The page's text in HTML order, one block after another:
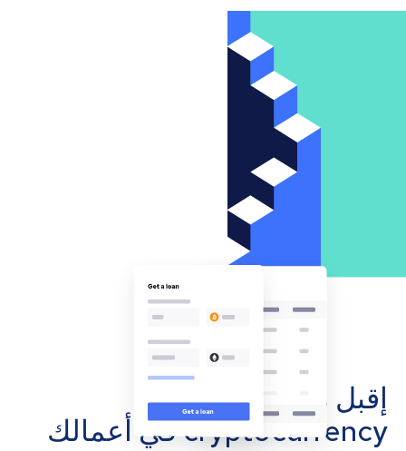
إقبل مدفوعات
cryptocurrency في أعمالك